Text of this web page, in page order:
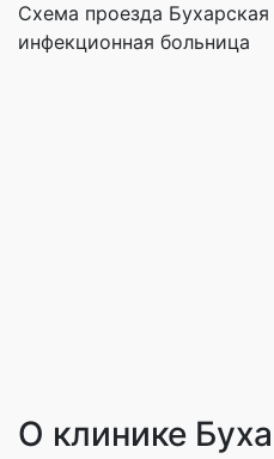
Схема проезда Бухарская
инфекционная больница
О клинике